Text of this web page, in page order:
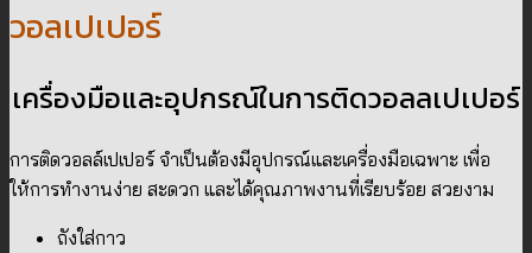
วอลเปเปอร์
เครื่องมือและอุปกรณ์ในการติดวอลลเปเปอร์
การติดวอลล์เปเปอร์ จำเป็นต้องมีอุปกรณ์และเครื่องมือเฉพาะ เพื่อ
ให้การทำงานง่าย สะดวก และได้คุณภาพงานที่เรียบร้อย สวยงาม
ถังใส่กาว